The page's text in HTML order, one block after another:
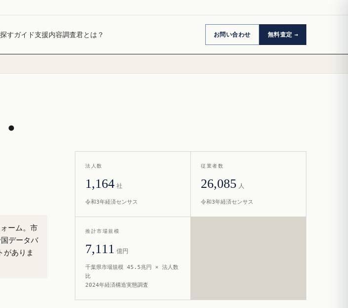
すガイド支援内容調査君とは？ お問い合わせ 無料査定
ーム。市
データバ
がありま
法人数
1,164 社
令和3年経済センサス
従業者数
26,085 人
令和3年経済センサス
推計市場規模
7,111 億円
千葉県市場規模 45.5兆円 × 法人数
比
2024年経済構造実態調査